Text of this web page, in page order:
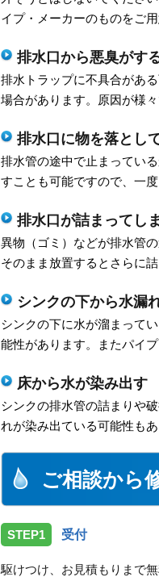
イプ・メーカーのものをご
排水口から悪臭がす
排水トラップに不具合があ
場合があります。原因が様
排水口に物を落とし
排水管の途中で止まってい
すことも可能ですので、一度
排水口が詰まってし
異物（ゴミ）などが排水管
そのまま放置するとさらに
シンクの下から水漏
シンクの下に水が溜まって
能性があります。またパイ
床から水が染み出す
シンクの排水管の詰まりや
れが染み出ている可能性も
ご相談から
STEP1 受付
駆けつけ、お見積もりまで